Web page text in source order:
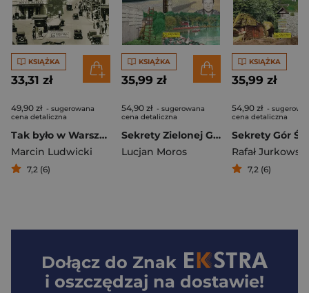
KSIĄŻKA
33,31 zł
49,90 zł - sugerowana
cena detaliczna
Tak było w Warszawie. Historie sprzed stu lat
Marcin Ludwicki
7,2 (6)
KSIĄŻKA
35,99 zł
54,90 zł - sugerowana
cena detaliczna
Sekrety Zielonej Góry. Sekrety
Lucjan Moros
KSIĄŻKA
35,99 zł
54,90 zł -
cena detaliczna
Rafał Jurkowski
7,2 (6)
Dołącz do Znak
i oszczędzaj na dostawie!